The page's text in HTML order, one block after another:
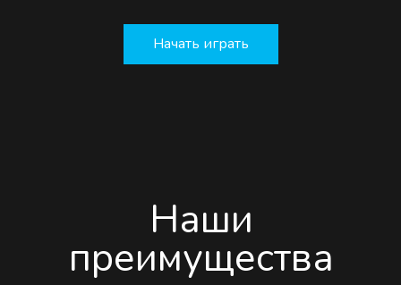
Начать играть
Наши
преимущества